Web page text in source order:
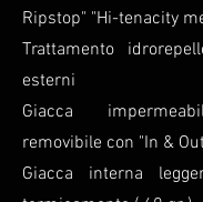
Ripstop" "Hi-tenacity
Trattamento
esterni
Giacca
removibile con "In &
Giacca interna